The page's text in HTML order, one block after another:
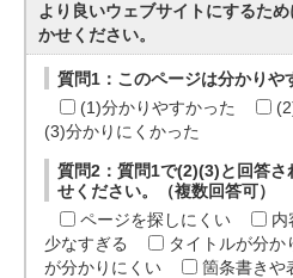
より良いウェブサイトにするた
かせください。
質問1：このページは分かりや
(1)分かりやすかった
(3)分かりにくかった
質問2：質問1で(2)(3)と回答
せください。（複数回答可）
ページを探しにくい
内
少なすぎる
タイトルが分か
が分かりにくい
箇条書きや